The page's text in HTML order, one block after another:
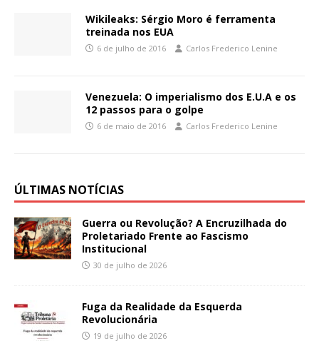
Wikileaks: Sérgio Moro é ferramenta
treinada nos EUA
6 de julho de 2016 Carlos Frederico Lenine
Venezuela: O imperialismo dos E.U.A e os
12 passos para o golpe
6 de maio de 2016 Carlos Frederico Lenine
ÚLTIMAS NOTÍCIAS
Guerra ou Revolução? A Encruzilhada do
Proletariado Frente ao Fascismo
Institucional
30 de julho de 2026
Fuga da Realidade da Esquerda
Revolucionária
19 de julho de 2026